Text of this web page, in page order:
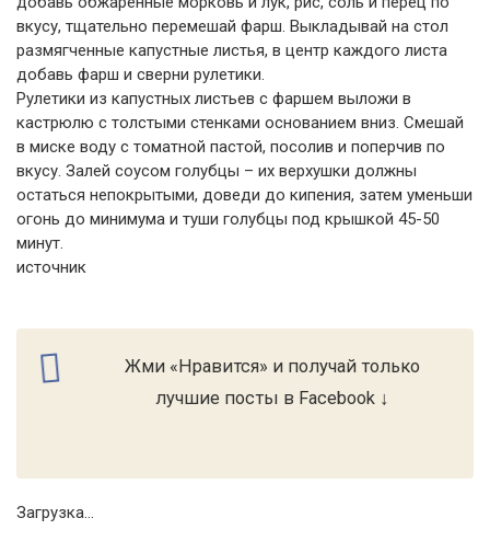
вкусу, тщательно перемешай фарш. Выкладывай на стол
размягченные капустные листья, в центр каждого листа
добавь фарш и сверни рулетики.
Рулетики из капустных листьев с фаршем выложи в
кастрюлю с толстыми стенками основанием вниз. Смешай
в миске воду с томатной пастой, посолив и поперчив по
вкусу. Залей соусом голубцы – их верхушки должны
остаться непокрытыми, доведи до кипения, затем уменьши
огонь до минимума и туши голубцы под крышкой 45-50
минут.
источник
Жми «Нравится» и получай только
лучшие посты в Facebook ↓
Загрузка...